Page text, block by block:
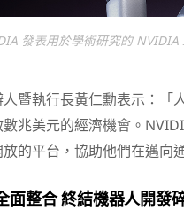
發表用於學術研究的 NVIDIA
暨執行長黃仁勳表示：「
兆美元的經濟機會。
的平台，協助他們在邁向
面整合 終結機器人開發